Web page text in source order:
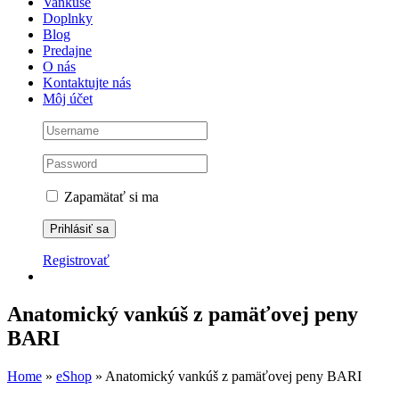
Doplnky
Blog
Predajne
O nás
Kontaktujte nás
Môj účet
Zapamätať si ma
Registrovať
Anatomický vankúš z pamäťovej peny
BARI
Home » eShop » Anatomický vankúš z pamäťovej peny BARI